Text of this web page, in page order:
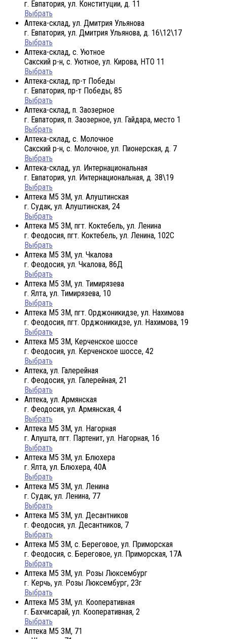
г. Евпатория, ул. Конституции, д. 11
Выбрать
Аптека-склад, ул. Дмитрия Ульянова
г. Евпатория, ул. Дмитрия Ульянова, д. 16\12\17
Выбрать
Аптека-склад, с. Уютное
Сакский р-н, с. Уютное, ул. Кирова, НТО 11
Выбрать
Аптека-склад, пр-т Победы
г. Евпатория, пр-т Победы, 85
Выбрать
Аптека-склад, п. Заозерное
г. Евпатория, п. Заозерное, ул. Гайдара, место 1
Выбрать
Аптека-склад, с. Молочное
Сакский р-н, с. Молочное, ул. Пионерская, д. 7
Выбрать
Аптека-склад, ул. Интернациональная
г. Евпатория, ул. Интернациональная, д. 38\19
Выбрать
Аптека М5 3М, ул. Алуштинская
г. Судак, ул. Алуштинская, 24
Выбрать
Аптека М5 3М, пгт. Коктебель, ул. Ленина
г. Феодосия, пгт. Коктебель, ул. Ленина, 102С
Выбрать
Аптека М5 3М, ул. Чкалова
г. Феодосия, ул. Чкалова, 86Д
Выбрать
Аптека М5 3М, ул. Тимирязева
г. Ялта, ул. Тимирязева, 10
Выбрать
Аптека М5 3М, пгт. Орджоникидзе, ул. Нахимова
г. Феодосия, пгт. Орджоникидзе, ул. Нахимова, 19
Выбрать
Аптека М5 3М, Керченское шоссе
г. Феодосия, ул. Керченское шоссе, 42
Выбрать
Аптека, ул. Галерейная
г. Феодосия, ул. Галерейная, 21
Выбрать
Аптека, ул. Армянская
г. Феодосия, ул. Армянская, 4
Выбрать
Аптека М5 3М, ул. Нагорная
г. Алушта, пгт. Партенит, ул. Нагорная, 16
Выбрать
Аптека М5 3М, ул. Блюхера
г. Ялта, ул. Блюхера, 40А
Выбрать
Аптека М5 3М, ул. Ленина
г. Судак, ул. Ленина, 77
Выбрать
Аптека М5 3М, ул. Десантников
г. Феодосия, ул. Десантников, 7
Выбрать
Аптека М5 3М, с. Береговое, ул. Приморская
г. Феодосия, с. Береговое, ул. Приморская, 17А
Выбрать
Аптека М5 3М, ул. Розы Люксембург
г. Керчь, ул. Розы Люксембург, 23г
Выбрать
Аптека М5 3М, ул. Кооперативная
г. Бахчисарай, ул. Кооперативная, 2
Выбрать
Аптека М5 3М, 71